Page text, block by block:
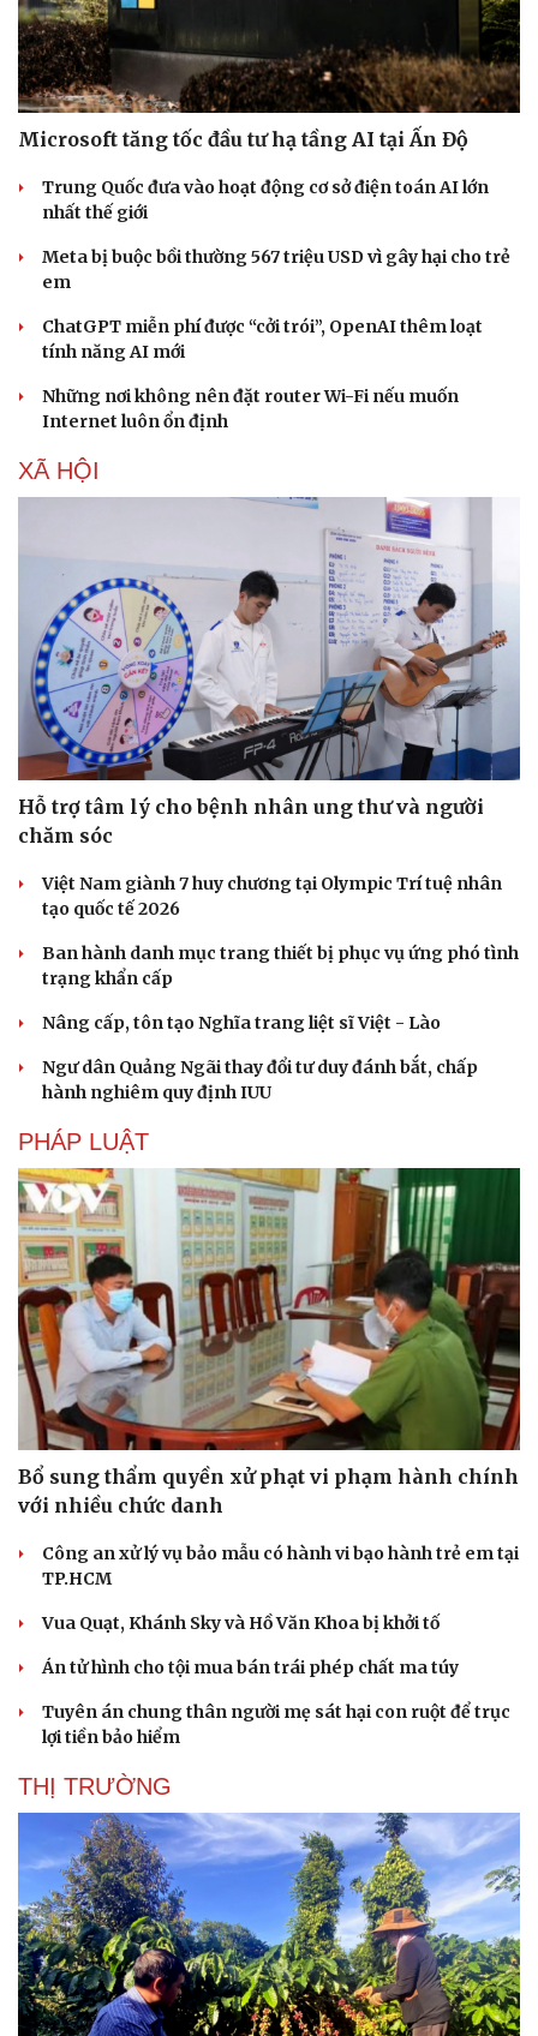
Du lịch
Tư vấn
Săn Tour
check-in
Podcast
Câu chuyện thời sự
Đọc truyện đêm khuya
Cửa sổ tình yêu
Kể chuyện cho bé
Hạt giống tâm hồn
Microsoft tăng tốc đầu tư hạ tầng AI tại Ấn Độ
Trung Quốc đưa vào hoạt động cơ sở điện toán AI lớn
nhất thế giới
Meta bị buộc bồi thường 567 triệu USD vì gây hại cho trẻ
em
ChatGPT miễn phí được “cởi trói”, OpenAI thêm loạt
tính năng AI mới
Những nơi không nên đặt router Wi-Fi nếu muốn
Internet luôn ổn định
XÃ HỘI
Hỗ trợ tâm lý cho bệnh nhân ung thư và người
chăm sóc
Việt Nam giành 7 huy chương tại Olympic Trí tuệ nhân
tạo quốc tế 2026
Ban hành danh mục trang thiết bị phục vụ ứng phó tình
trạng khẩn cấp
Nâng cấp, tôn tạo Nghĩa trang liệt sĩ Việt - Lào
Ngư dân Quảng Ngãi thay đổi tư duy đánh bắt, chấp
hành nghiêm quy định IUU
PHÁP LUẬT
Bổ sung thẩm quyền xử phạt vi phạm hành chính
với nhiều chức danh
Công an xử lý vụ bảo mẫu có hành vi bạo hành trẻ em tại
TP.HCM
Vua Quạt, Khánh Sky và Hồ Văn Khoa bị khởi tố
Án tử hình cho tội mua bán trái phép chất ma túy
Tuyên án chung thân người mẹ sát hại con ruột để trục
lợi tiền bảo hiểm
THỊ TRƯỜNG